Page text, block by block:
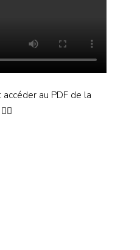
au PDF de la